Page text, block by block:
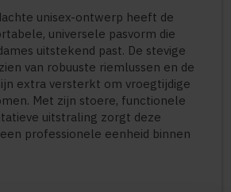
unisex-ontwerp heeft de
universele pasvorm die
uitstekend past. De stevige
van robuuste riemlussen en de
extra versterkt om vroegtijdige
Met zijn stoere, functionele
uitstraling zorgt deze
professionele eenheid binnen